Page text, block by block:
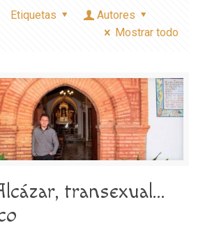
Etiquetas
Autores
Mostrar todo
transexual…